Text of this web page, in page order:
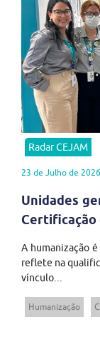
Radar CEJAM
23 de Julho de 2026
Unidades
Certificação
A humanização
reflete na
vínculo...
Humanização